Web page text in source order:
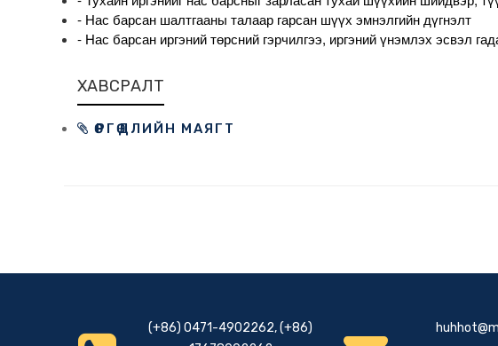
- Нас барсан шалтгааны талаар гарсан шүүх эмнэлгийн дүгнэлт
- Нас барсан иргэний төрсний гэрчилгээ, иргэний үнэмлэх эсвэл
ХАВСРАЛТ
ӨРГӨДЛИЙН МАЯГТ
(+86) 0471-4902262, (+86)